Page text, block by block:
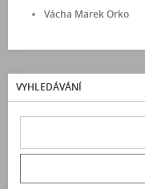
Vácha Marek Orko
VYHLEDÁVÁNÍ